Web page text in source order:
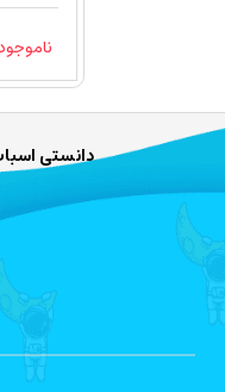
دانستی